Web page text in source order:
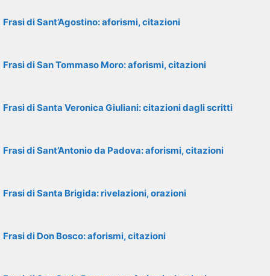
Frasi di Sant’Agostino: aforismi, citazioni
Frasi di San Tommaso Moro: aforismi, citazioni
Frasi di Santa Veronica Giuliani: citazioni dagli scritti
Frasi di Sant’Antonio da Padova: aforismi, citazioni
Frasi di Santa Brigida: rivelazioni, orazioni
Frasi di Don Bosco: aforismi, citazioni